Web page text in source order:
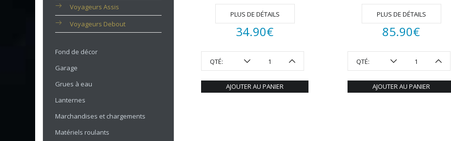
Voyageurs Assis
Voyageurs Debout
Fond de décor
Garage
Grues à eau
Lanternes
Marchandises et chargements
Matériels roulants
PLUS DE DÉTAILS
34.90€
QTÉ:
AJOUTER AU PANIER
PLUS DE DÉTAILS
85.90€
QTÉ:
AJOUTER AU PANIER